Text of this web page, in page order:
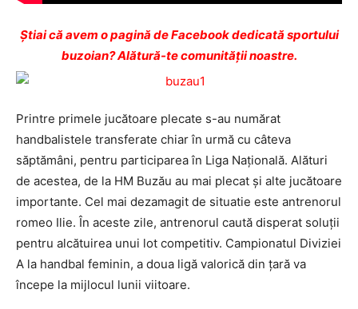
Ştiai că avem o pagină de Facebook dedicată sportului
buzoian? Alătură-te comunității noastre.
Printre primele jucătoare plecate s-au numărat
handbalistele transferate chiar în urmă cu câteva
săptămâni, pentru participarea în Liga Naţională. Alături
de acestea, de la HM Buzău au mai plecat și alte jucătoare
importante. Cel mai dezamagit de situatie este antrenorul
romeo Ilie. În aceste zile, antrenorul caută disperat soluţii
pentru alcătuirea unui lot competitiv. Campionatul Diviziei
A la handbal feminin, a doua ligă valorică din ţară va
începe la mijlocul lunii viitoare.